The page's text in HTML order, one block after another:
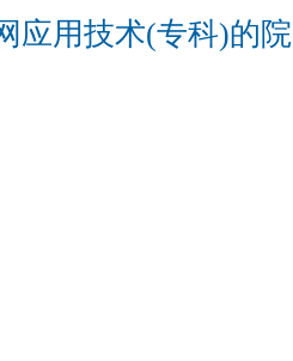
应用技术(专科)的院